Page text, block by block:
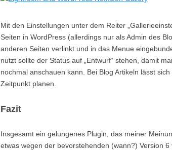
Mit den Einstellungen unter dem Reiter
Seiten in WordPress (allerdings nur als Admin des
anderen Seiten verlinkt und in das Menue
nutzt sollte der Status auf „Entwurf“ stehen, damit
nochmal anschauen kann. Bei Blog Artikeln lässt
Zeitpunkt planen.
Fazit
Insgesamt ein gelungenes Plugin, das meiner
etwas wegen der bevorstehenden (wann?) Version